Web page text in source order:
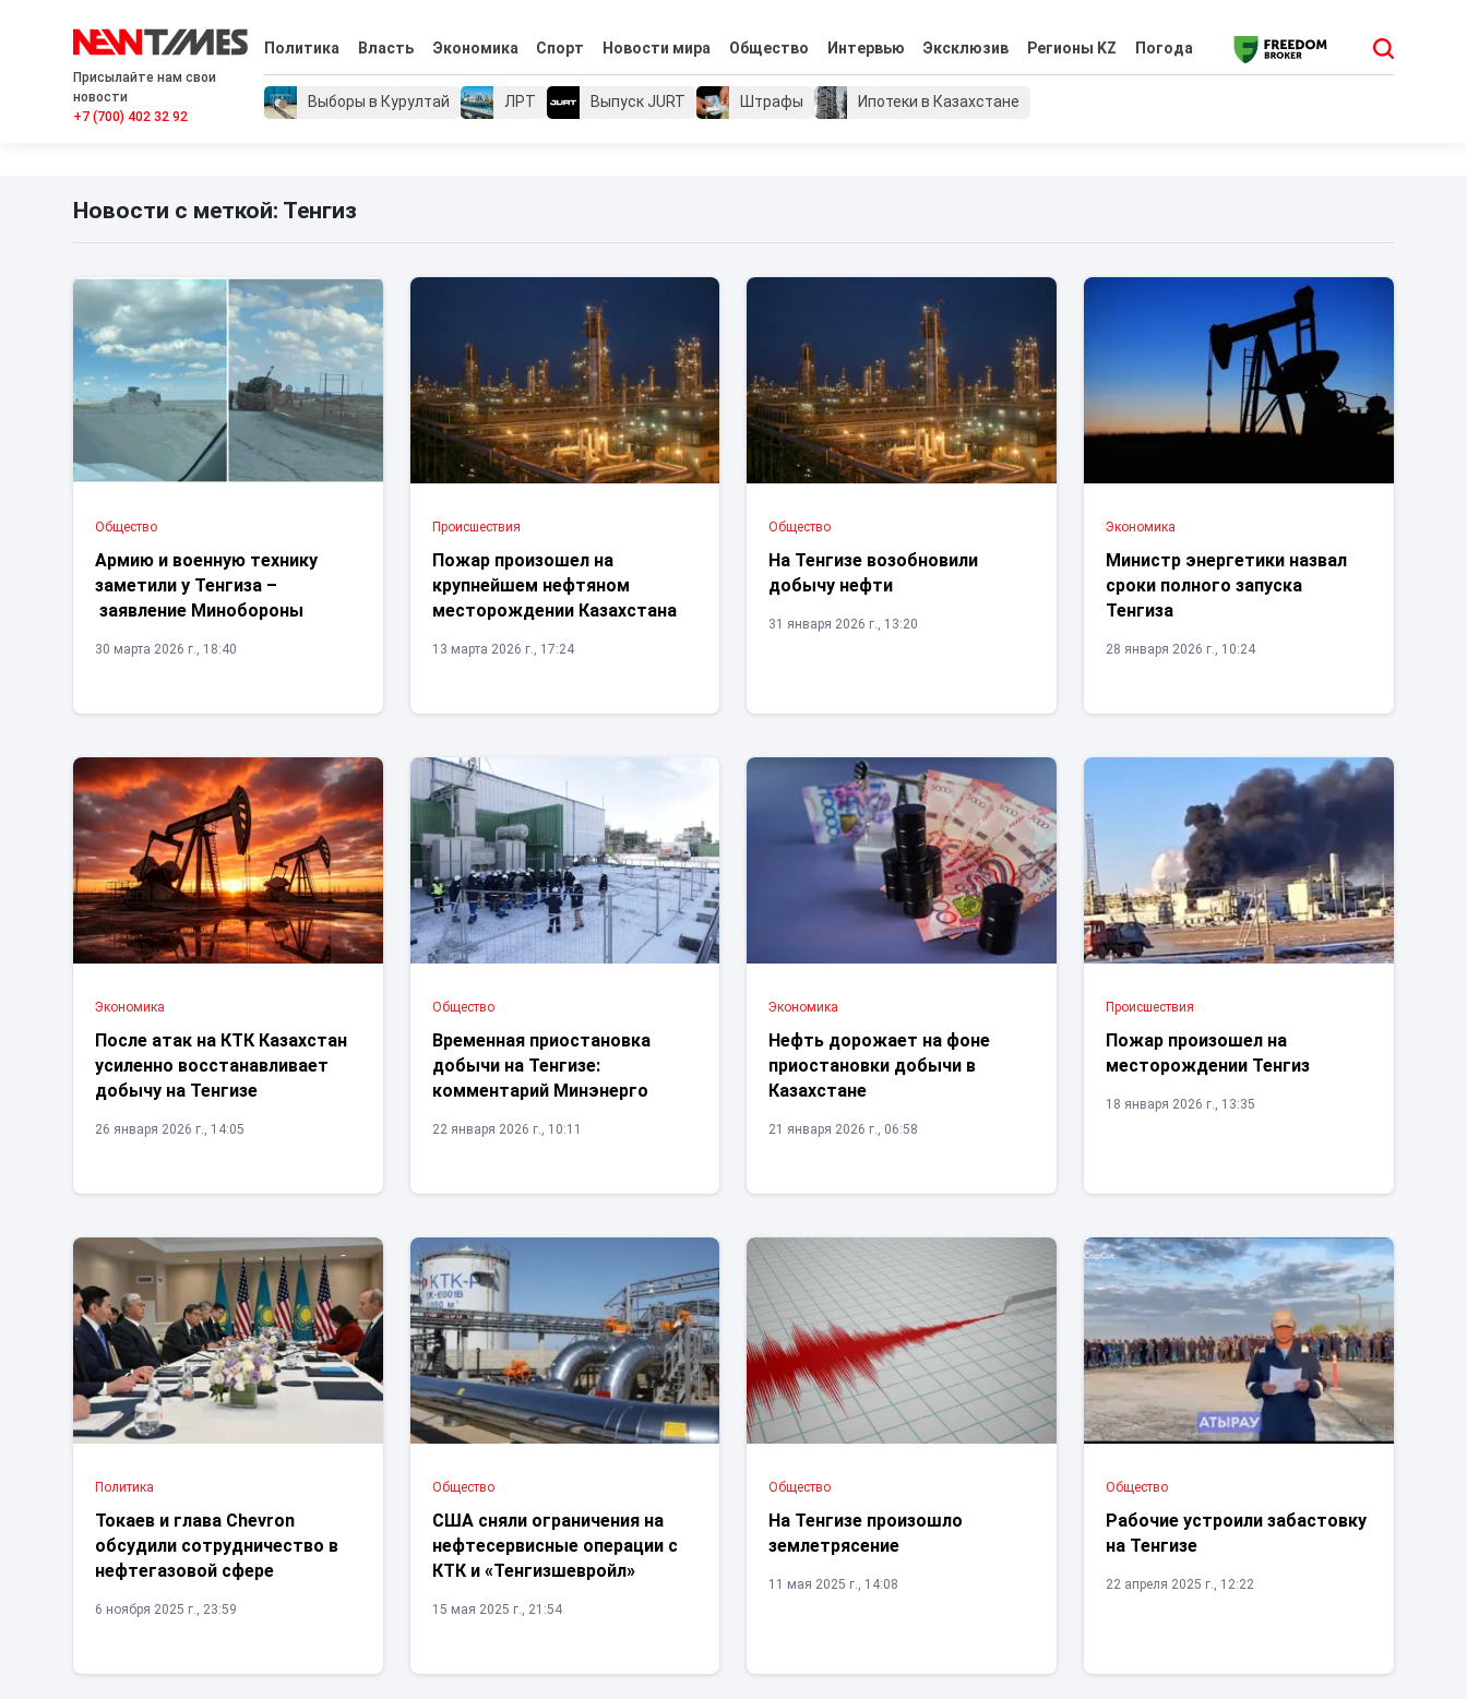
Присылайте нам свои
новости
+7 (700) 402 32 92
Политика Власть Экономика Спорт Новости мира Общество Интервью Эксклюзив Регионы KZ Погода
Выборы в Курултай ЛРТ Выпуск JURT Штрафы Ипотеки в Казахстане
Новости с меткой: Тенгиз
Общество
Армию и военную технику
заметили у Тенгиза –
заявление Минобороны
30 марта 2026 г., 18:40
Проиcшествия
Пожар произошел на
крупнейшем нефтяном
месторождении Казахстана
13 марта 2026 г., 17:24
Общество
На Тенгизе возобновили
добычу нефти
31 января 2026 г., 13:20
Экономика
Министр энергетики назвал
сроки полного запуска
Тенгиза
28 января 2026 г., 10:24
Экономика
После атак на КТК Казахстан
усиленно восстанавливает
добычу на Тенгизе
26 января 2026 г., 14:05
Общество
Временная приостановка
добычи на Тенгизе:
комментарий Минэнерго
22 января 2026 г., 10:11
Экономика
Нефть дорожает на фоне
приостановки добычи в
Казахстане
21 января 2026 г., 06:58
Проиcшествия
Пожар произошел на
месторождении Тенгиз
18 января 2026 г., 13:35
Политика
Токаев и глава Chevron
обсудили сотрудничество в
нефтегазовой сфере
6 ноября 2025 г., 23:59
Общество
США сняли ограничения на
нефтесервисные операции с
КТК и «Тенгизшевройл»
15 мая 2025 г., 21:54
Общество
На Тенгизе произошло
землетрясение
11 мая 2025 г., 14:08
Общество
Рабочие устроили забастовку
на Тенгизе
22 апреля 2025 г., 12:22